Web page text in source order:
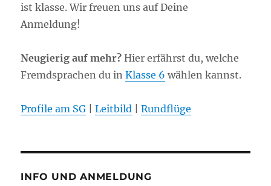
ist klasse. Wir freuen uns auf Deine
Anmeldung!
Neugierig auf mehr? Hier erfährst du, welche
Fremdsprachen du inKlasse 6 wählen kannst.
Profile am SG |Leitbild |Rundflüge
INFO UND ANMELDUNG